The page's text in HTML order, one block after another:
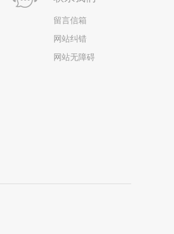
留言信箱
网站纠错
网站无障碍